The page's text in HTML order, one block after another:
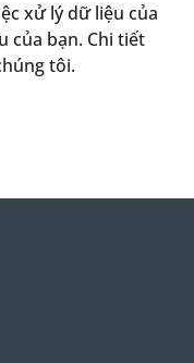
xử lý dữ liệu của
của bạn. Chi tiết
tôi.